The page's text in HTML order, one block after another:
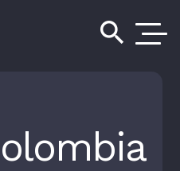
search